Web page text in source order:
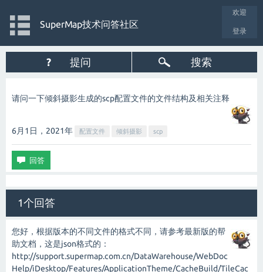
欢迎
登录
SuperMap技术问答社区
? 提问 搜索
请问一下倾斜摄影生成的scp配置文件的文件结构及相关注释
6月1日，2021年 配置文件 倾斜摄影 scp
1个回答
您好，根据版本的不同文件的格式不同，请参考最新版的帮
助文档，这是json格式的：
http://support.supermap.com.cn/DataWarehouse/WebDoc
Help/iDesktop/Features/ApplicationTheme/CacheBuild/TileCac